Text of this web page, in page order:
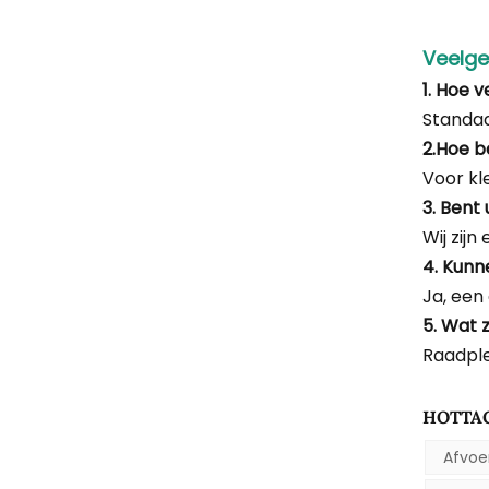
1. Hoe
2.Hoe
Voor
3. Bent
Wij zijn
4.
Ja,
5. Wat